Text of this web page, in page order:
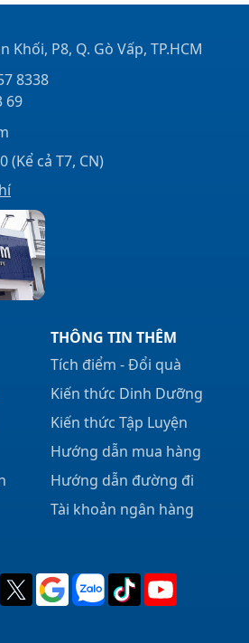
Khối, P8, Q. Gò Vấp, TP.HCM
8338
69
(Kể cả T7, CN)
THÔNG TIN THÊM
Tích điểm - Đổi quà
Kiến thức Dinh Dưỡng
Kiến thức Tập Luyện
Hướng dẫn mua hàng
Hướng dẫn đường đi
Tài khoản ngân hàng